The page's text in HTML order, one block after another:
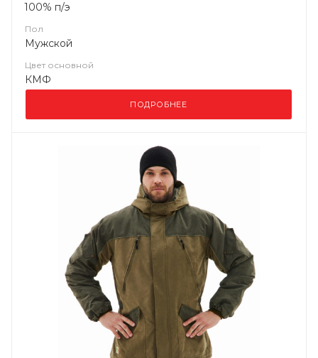
100% п/э
Пол
Мужской
Цвет основной
КМФ
ПОДРОБНЕЕ